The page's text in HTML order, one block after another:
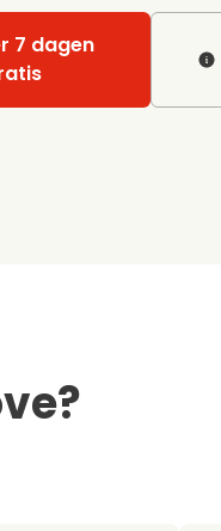
7 dagen